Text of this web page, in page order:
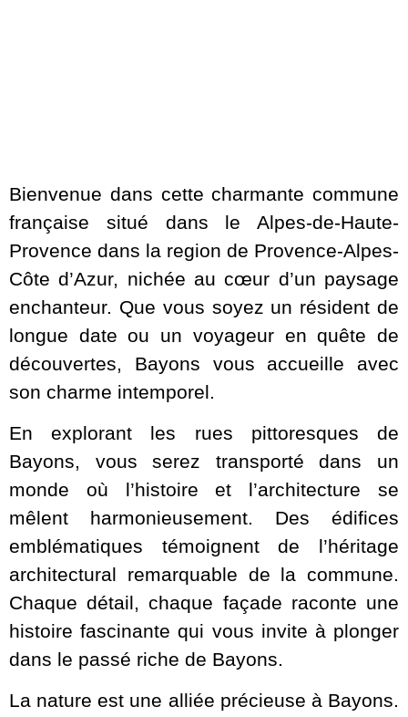
Bienvenue dans cette charmante commune
française situé dans le Alpes-de-Haute-
Provence dans la region de Provence-Alpes-
Côte d’Azur, nichée au cœur d’un paysage
enchanteur. Que vous soyez un résident de
longue date ou un voyageur en quête de
découvertes, Bayons vous accueille avec
son charme intemporel.
En explorant les rues pittoresques de
Bayons, vous serez transporté dans un
monde où l’histoire et l’architecture se
mêlent harmonieusement. Des édifices
emblématiques témoignent de l’héritage
architectural remarquable de la commune.
Chaque détail, chaque façade raconte une
histoire fascinante qui vous invite à plonger
dans le passé riche de Bayons.
La nature est une alliée précieuse à Bayons.